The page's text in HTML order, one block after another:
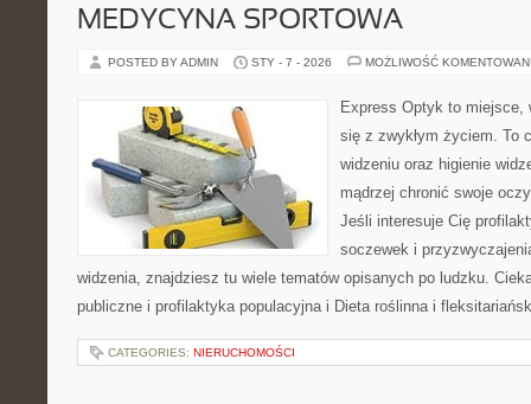
MEDYCYNA SPORTOWA
POSTED BY ADMIN STY - 7 - 2026 MOŻLIWOŚĆ
Express Optyk to
się z zwykłym życiem. To
widzeniu oraz higienie
mądrzej chronić swoje
Jeśli interesuje Cię
soczewek i
widzenia, znajdziesz tu wiele tematów opisanych po ludzku.
publiczne i profilaktyka populacyjna i Dieta roślinna i
CATEGORIES: NIERUCHOMOŚCI